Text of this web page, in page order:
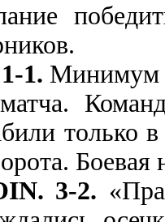
1. Минимум
матча.
только
Боевая
3-2.